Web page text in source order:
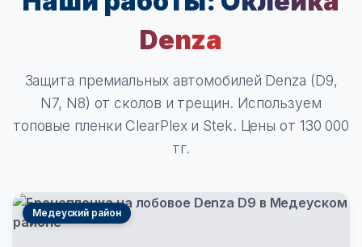
Denza
Защита премиальных автомобилей Denza (D9,
N7, N8) от сколов и трещин. Используем
топовые пленки ClearPlex и Stek. Цены от 130 000
тг.
Медеуский район